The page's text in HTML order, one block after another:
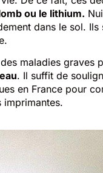
ou le lithium.
dans le sol.
maladies graves
. Il suffit de
en France pour